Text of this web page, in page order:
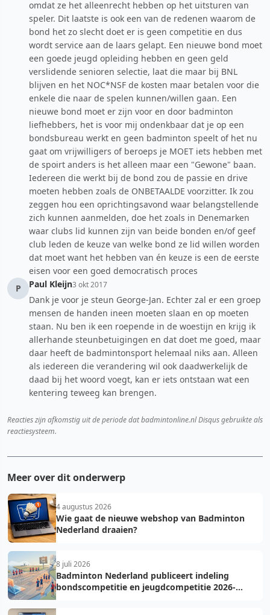
omdat ze het alleenrecht hebben op het uitsturen van
speler. Dit laatste is ook een van de redenen waarom de
bond het zo slecht doet er is geen competitie en dus
wordt service aan de laars gelapt. Een nieuwe bond moet
een goede jeugd opleiding hebben en geen geld
verslidende senioren selectie, laat die maar bij BNL
blijven en het NOC*NSF de kosten maar betalen voor die
enkele die naar de spelen kunnen/willen gaan. Een
nieuwe bond moet er zijn voor en door badminton
liefhebbers, het is voor mij ondenkbaar dat je op een
bondsbureau werkt en geen badminton speelt of het nu
gaat om vrijwilligers of beroeps je MOET iets hebben met
de spoirt anders is het alleen maar een "Gewone" baan.
Iedereen die werkt bij de bond zou de passie en drive
moeten hebben zoals de ONBETAALDE voorzitter. Ik zou
zeggen hou een oprichtingsavond waar belangstellende
zich kunnen aanmelden, doe het zoals in Denemarken
waar clubs lid kunnen zijn van beide bonden en/of geef
club leden de keuze van welke bond ze lid willen worden
dat moet want het hebben van én keuze is een de eerste
eisen voor een goed democratisch proces
P
Paul Kleijn3 okt 2017
Dank je voor je steun George-Jan. Echter zal er een groep
mensen de handen ineen moeten slaan en op moeten
staan. Nu ben ik een roepende in de woestijn en krijg ik
allerhande steunbetuigingen en dat doet me goed, maar
daar heeft de badmintonsport helemaal niks aan. Alleen
als iedereen die verandering wil ook daadwerkelijk de
daad bij het woord voegt, kan er iets ontstaan wat een
kentering teweeg kan brengen.
Reacties zijn afkomstig uit de periode dat badmintonline.nl Disqus gebruikte als
reactiesysteem.
Meer over dit onderwerp
4 augustus 2026
Wie gaat de nieuwe webshop van Badminton
Nederland draaien?
8 juli 2026
Badminton Nederland publiceert indeling
bondscompetitie en jeugdcompetitie 2026-